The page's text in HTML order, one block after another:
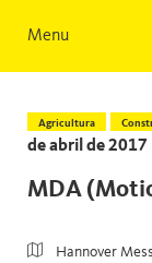
Menu
Agricultura
de abril de 2017
MDA
Hannover